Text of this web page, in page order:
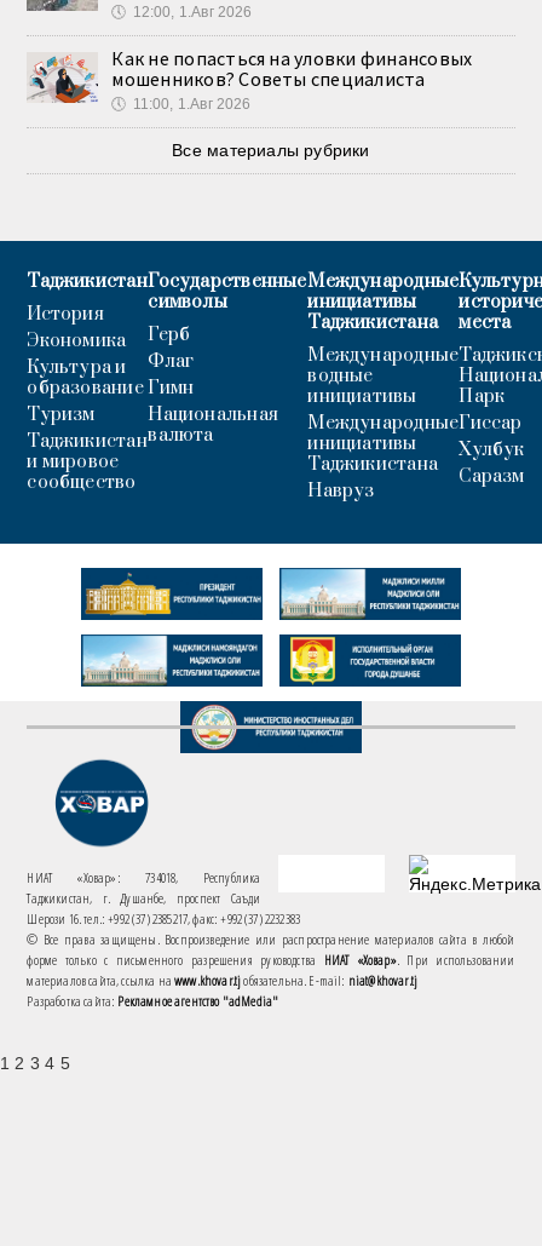
🕔 12:00, 1.Авг 2026
Как не попасться на уловки финансовых
мошенников? Советы специалиста
🕔 11:00, 1.Авг 2026
Все материалы рубрики
Таджикистан
История
Экономика
Культура и
образование
Туризм
Таджикистан
и мировое
сообщество
Государственные
символы
Герб
Флаг
Гимн
Национальная
валюта
Международные
инициативы
Таджикистана
Международные
водные
инициативы
Международные
инициативы
Таджикистана
Навруз
места
Парк
Гиссар
Хулбук
Саразм
НИАТ «Ховар»: 734018, Республика
Таджикистан, г. Душанбе, проспект Саъди
Шерози 16. тел.: +992 (37) 2385217, факс: +992 (37) 2232383
© Все права защищены. Воспроизведение или распространение материалов сайта в любой
форме только с письменного разрешения руководства НИАТ «Ховар». При использовании
материалов сайта, ссылка наwww.khovar.tjобязательна. E-mail: niat@khovar.tj
Разработка сайта: Рекламное агентство "adMedia"
1 2 3 4 5